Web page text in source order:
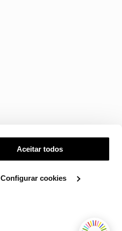
Aceitar todos
Configurar cookies